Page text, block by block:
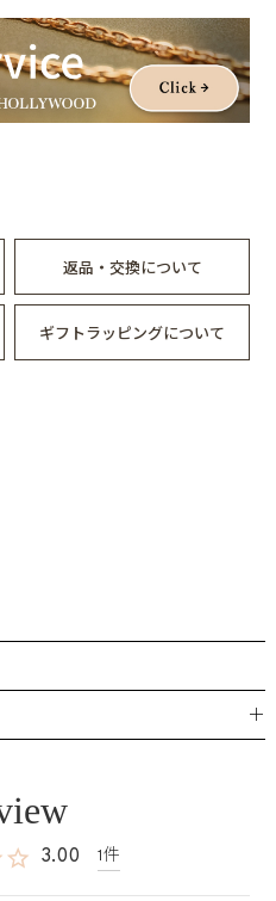
返品・交換について
ギフトラッピングについて
＋
3.00 1